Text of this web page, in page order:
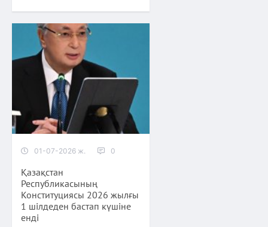
01-07-2026 ж. 0
Қазақстан
Республикасының
Конституциясы 2026 жылғы
1 шілдеден бастап күшіне
енді